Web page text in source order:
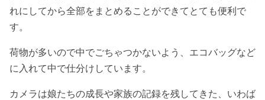
れにしてから全部をまとめることができてとても便利で
す。
荷物が多いので中でごちゃつかないよう、エコバッグなど
に入れて中で仕分けしています。
カメラは娘たちの成長や家族の記録を残してきた、いわば